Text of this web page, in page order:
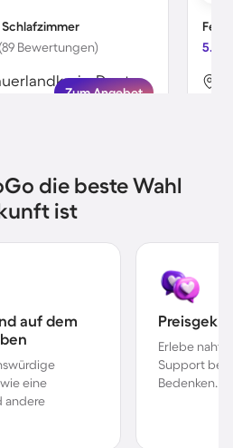
Schlafzimmer
(89 Bewertungen)
Bestwig, Hochsauerlandkreis, Deutschland
Zum Angebot
5.0
die beste Wahl
ist
auf dem
eine
andere
Erlebe
Support bei
Bedenken.